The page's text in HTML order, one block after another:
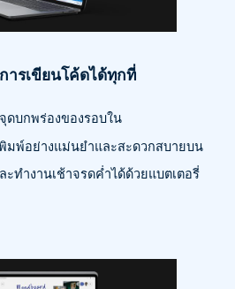
ารเขียนโค้ดได้ทุกที่
ดบกพร่องของรอบใน
มพ์อย่างแม่นยำและสะดวกสบายบน
ทำงานเช้าจรดค่ำได้ด้วยแบตเตอรี่